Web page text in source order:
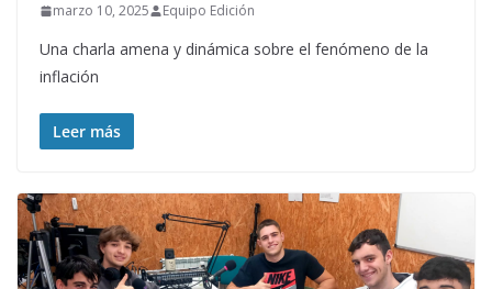
marzo 10, 2025 Equipo Edición
Una charla amena y dinámica sobre el fenómeno de la
inflación
Leer más